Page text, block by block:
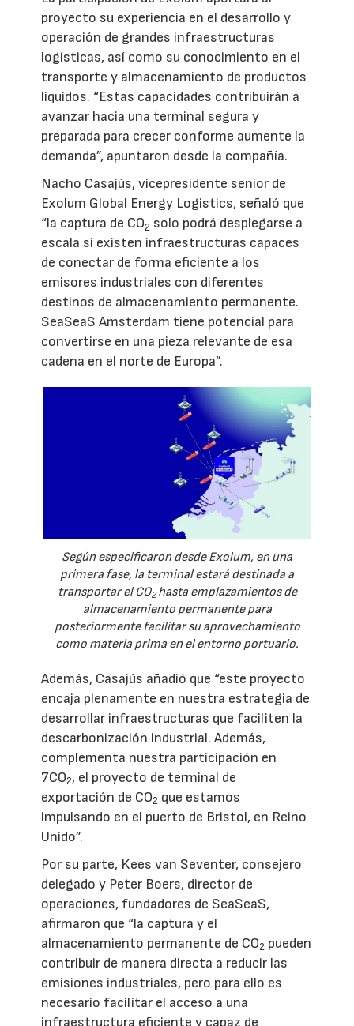
proyecto su experiencia en el desarrollo y
operación de grandes infraestructuras
logísticas, así como su conocimiento en el
transporte y almacenamiento de productos
líquidos. “Estas capacidades contribuirán a
avanzar hacia una terminal segura y
preparada para crecer conforme aumente la
demanda”, apuntaron desde la compañía.
Nacho Casajús, vicepresidente senior de
Exolum Global Energy Logistics, señaló que
“la captura de CO2 solo podrá desplegarse a
escala si existen infraestructuras capaces
de conectar de forma eficiente a los
emisores industriales con diferentes
destinos de almacenamiento permanente.
SeaSeaS Amsterdam tiene potencial para
convertirse en una pieza relevante de esa
cadena en el norte de Europa”.
Según especificaron desde Exolum, en una
primera fase, la terminal estará destinada a
transportar el CO2hasta emplazamientos de
almacenamiento permanente para
posteriormente facilitar su aprovechamiento
como materia prima en el entorno portuario.
Además, Casajús añadió que “este proyecto
encaja plenamente en nuestra estrategia de
desarrollar infraestructuras que faciliten la
descarbonización industrial. Además,
complementa nuestra participación en
7CO2, el proyecto de terminal de
exportación de CO2 que estamos
impulsando en el puerto de Bristol, en Reino
Unido”.
Por su parte, Kees van Seventer, consejero
delegado y Peter Boers, director de
operaciones, fundadores de SeaSeaS,
afirmaron que “la captura y el
almacenamiento permanente de CO2 pueden
contribuir de manera directa a reducir las
emisiones industriales, pero para ello es
necesario facilitar el acceso a una
infraestructura eficiente y capaz de